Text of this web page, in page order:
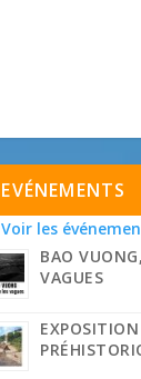
EVÉNEMENTS
Voir les
BAO
VAGUES